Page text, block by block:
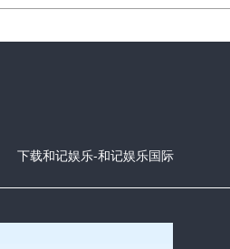
下载和记娱乐-和记娱乐国际